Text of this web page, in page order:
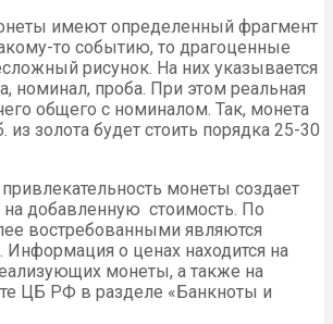
имеют определенный фрагмент
то событию, то драгоценные
рисунок. На них указывается
номинал, проба. При этом реальная
общего с номиналом. Так, монета
золота будет стоить порядка 25-30
монеты создает
на добавленную стоимость. По
востребованными являются
Информация о ценах находится на
монеты, а также на
ЦБ РФ в разделе «Банкноты и